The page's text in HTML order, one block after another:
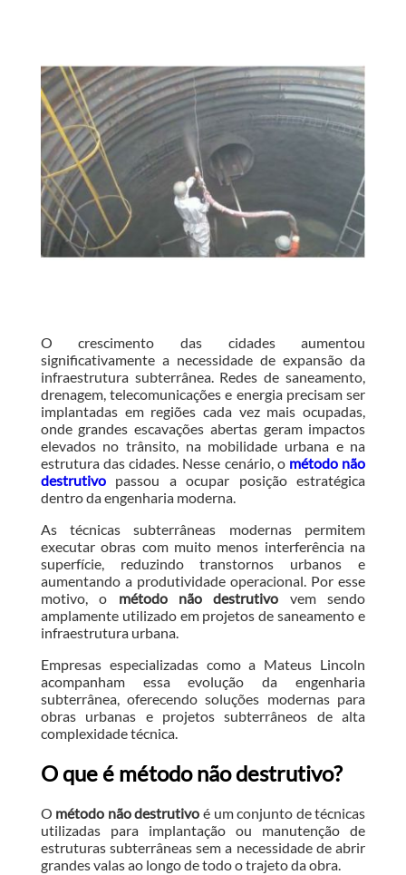
O crescimento das cidades aumentou
significativamente a necessidade de expansão da
infraestrutura subterrânea. Redes de saneamento,
drenagem, telecomunicações e energia precisam ser
implantadas em regiões cada vez mais ocupadas,
onde grandes escavações abertas geram impactos
elevados no trânsito, na mobilidade urbana e na
estrutura das cidades. Nesse cenário, o método não
destrutivopassou a ocupar posição estratégica
dentro da engenharia moderna.
As técnicas subterrâneas modernas permitem
executar obras com muito menos interferência na
superfície, reduzindo transtornos urbanos e
aumentando a produtividade operacional. Por esse
motivo, o método não destrutivo vem sendo
amplamente utilizado em projetos de saneamento e
infraestrutura urbana.
Empresas especializadas como a Mateus Lincoln
acompanham essa evolução da engenharia
subterrânea, oferecendo soluções modernas para
obras urbanas e projetos subterrâneos de alta
complexidade técnica.
O que é método não destrutivo?
O método não destrutivo é um conjunto de técnicas
utilizadas para implantação ou manutenção de
estruturas subterrâneas sem a necessidade de abrir
grandes valas ao longo de todo o trajeto da obra.